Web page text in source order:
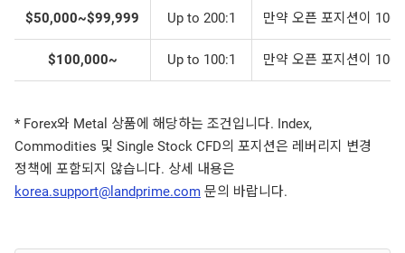
$50,000~$99,999 Up to 200:1 만약 오픈 포지션이 100
$100,000~ Up to 100:1 만약 오픈 포지션이 100
* Forex와 Metal 상품에 해당하는 조건입니다. Index,
Commodities 및 Single Stock CFD의 포지션은 레버리지 변경
정책에 포함되지 않습니다. 상세 내용은
korea.support@landprime.com 문의 바랍니다.